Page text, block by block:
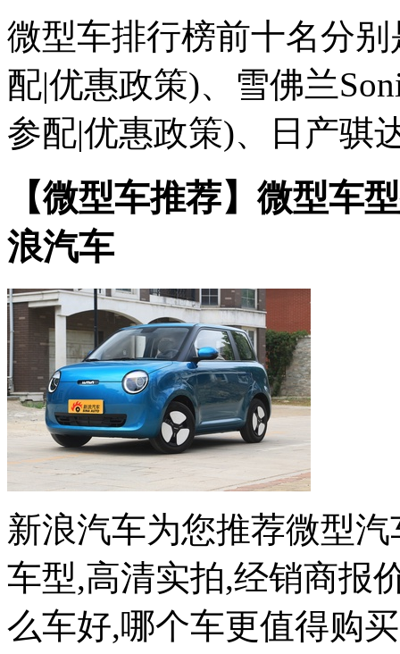
微型车排行榜前十名分
配|优惠政策)、雪佛兰
参配|优惠政策)、日产骐
【微型车推荐】微型车
浪汽车
新浪汽车为您推荐微型
车型,高清实拍,经销商报
么车好,哪个车更值得购